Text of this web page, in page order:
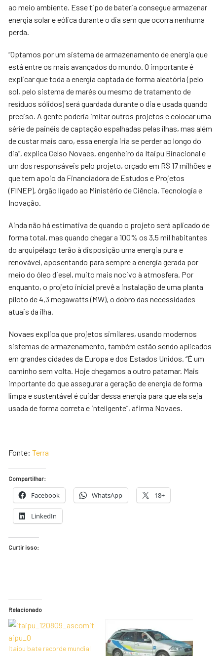
ao meio ambiente. Esse tipo de bateria consegue armazenar
energia solar e eólica durante o dia sem que ocorra nenhuma
perda.
“Optamos por um sistema de armazenamento de energia que
está entre os mais avançados do mundo. O importante é
explicar que toda a energia captada de forma aleatória (pelo
sol, pelo sistema de marés ou mesmo de tratamento de
resíduos sólidos) será guardada durante o dia e usada quando
preciso. A gente poderia imitar outros projetos e colocar uma
série de painéis de captação espalhadas pelas ilhas, mas além
de custar mais caro, essa energia iria se perder ao longo do
dia”, explica Celso Novaes, engenheiro da Itaipu Binacional e
um dos responsáveis pelo projeto, orçado em R$ 17 milhões e
que tem apoio da Financiadora de Estudos e Projetos
(FINEP), órgão ligado ao Ministério de Ciência, Tecnologia e
Inovação.
Ainda não há estimativa de quando o projeto será aplicado de
forma total, mas quando chegar a 100% os 3,5 mil habitantes
do arquipélago terão à disposição uma energia pura e
renovável, aposentando para sempre a energia gerada por
meio do óleo diesel, muito mais nocivo à atmosfera. Por
enquanto, o projeto inicial prevê a instalação de uma planta
piloto de 4,3 megawatts (MW), o dobro das necessidades
atuais da ilha.
Novaes explica que projetos similares, usando modernos
sistemas de armazenamento, também estão sendo aplicados
em grandes cidades da Europa e dos Estados Unidos. “É um
caminho sem volta. Hoje chegamos a outro patamar. Mais
importante do que assegurar a geração de energia de forma
limpa e sustentável é cuidar dessa energia para que ela seja
usada de forma correta e inteligente”, afirma Novaes.
Fonte:Terra
Compartilhar:
Facebook WhatsApp 18+
LinkedIn
Curtir isso:
Relacionado
Itaipu bate recorde mundial